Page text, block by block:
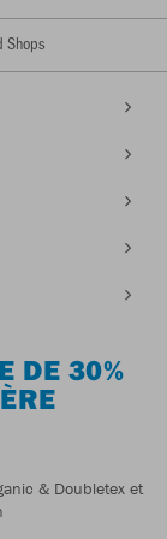
Shops
DE 30%
& Doubletex et